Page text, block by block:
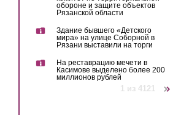
обороне и защите объектов
Рязанской области
Здание бывшего «Детского
мира» на улице Соборной в
Рязани выставили на торги
На реставрацию мечети в
Касимове выделено более 200
миллионов рублей
1 из 4121